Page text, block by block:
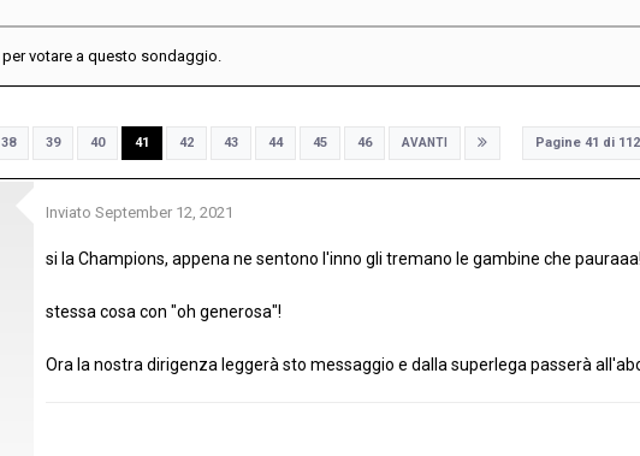
per votare a questo sondaggio.
38 39 40 41 42 43 44 45 46 AVANTI Pagine 41 di 112
Inviato September 12, 2021
si la Champions, appena ne sentono l'inno gli tremano le gambine che pauraaa!
stessa cosa con "oh generosa"!
Ora la nostra dirigenza leggerà sto messaggio e dalla superlega passerà